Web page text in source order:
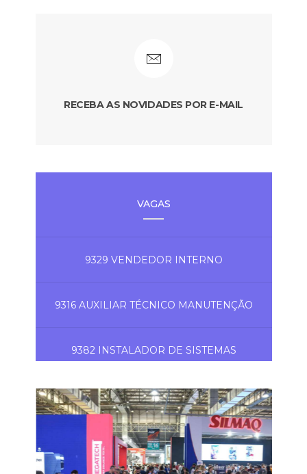
RECEBA AS NOVIDADES POR E-MAIL
VAGAS
9329 VENDEDOR INTERNO
9316 AUXILIAR TÉCNICO MANUTENÇÃO
9382 INSTALADOR DE SISTEMAS